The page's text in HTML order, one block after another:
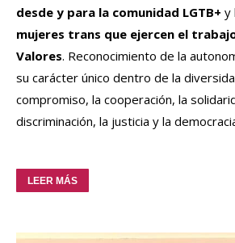
desde y para la comunidad LGTB+ y
mujeres trans que ejercen el
Valores. Reconocimiento de la
su carácter único dentro de la
compromiso, la cooperación, la
discriminación, la justicia y la
LEER MÁS